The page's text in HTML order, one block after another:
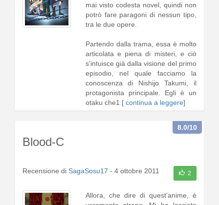
mai visto codesta novel, quindi non
potrò fare paragoni di nessun tipo,
tra le due opere.
Partendo dalla trama, essa è molto
articolata e piena di misteri, e ciò
s'intuisce già dalla visione del primo
episodio, nel quale facciamo la
conoscenza di Nishijo Takumi, il
protagonista principale. Egli è un
otaku che1 [ continua a leggere]
Blood-C
8.0/10
Recensione di SagaSosu17 - 4 ottobre 2011 2
Allora, che dire di quest'anime, è